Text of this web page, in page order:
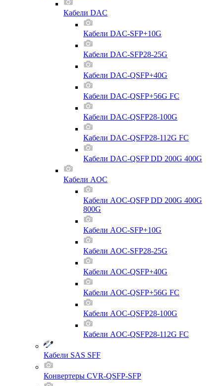
Кабели DAC
Кабели DAC-SFP+10G
Кабели DAC-SFP28-25G
Кабели DAC-QSFP+40G
Кабели DAC-QSFP+56G FC
Кабели DAC-QSFP28-100G
Кабели DAC-QSFP28-112G FC
Кабели DAC-QSFP DD 200G 400G
Кабели AOC
Кабели AOC-QSFP DD 200G 400G
800G
Кабели AOC-SFP+10G
Кабели AOC-SFP28-25G
Кабели AOC-QSFP+40G
Кабели AOC-QSFP+56G FC
Кабели AOC-QSFP28-100G
Кабели AOC-QSFP28-112G FC
Кабели SAS SFF
Конвертеры CVR-QSFP-SFP